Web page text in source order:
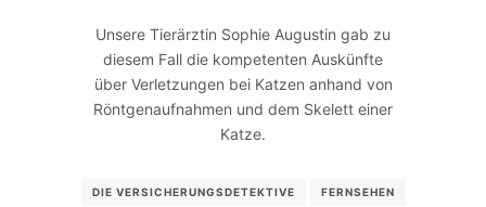
Unsere Tierärztin Sophie Augustin gab zu
diesem Fall die kompetenten Auskünfte
über Verletzungen bei Katzen anhand von
Röntgenaufnahmen und dem Skelett einer
Katze.
DIE VERSICHERUNGSDETEKTIVE FERNSEHEN